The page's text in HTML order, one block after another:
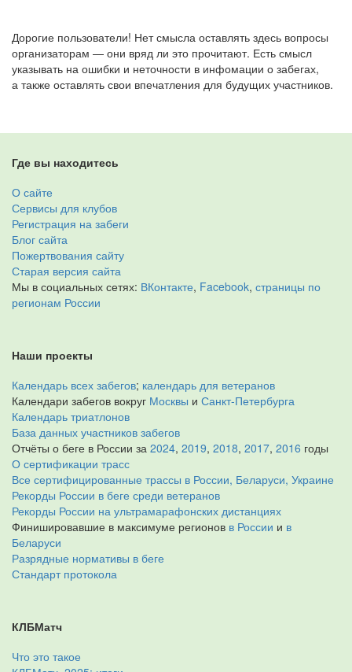
Дорогие пользователи! Нет смысла оставлять здесь вопросы
организаторам — они вряд ли это прочитают. Есть смысл
указывать на ошибки и неточности в инфомации о забегах,
а также оставлять свои впечатления для будущих участников.
Где вы находитесь
О сайте
Сервисы для клубов
Регистрация на забеги
Блог сайта
Пожертвования сайту
Старая версия сайта
Мы в социальных сетях: ВКонтакте, Facebook, страницы по
регионам России
Наши проекты
Календарь всех забегов; календарь для ветеранов
Календари забегов вокруг Москвы и Санкт-Петербурга
Календарь триатлонов
База данных участников забегов
Отчёты о беге в России за 2024, 2019, 2018, 2017, 2016 годы
О сертификации трасс
Все сертифицированные трассы в России, Беларуси, Украине
Рекорды России в беге среди ветеранов
Рекорды России на ультрамарафонских дистанциях
Финишировавшие в максимуме регионов в России и в
Беларуси
Разрядные нормативы в беге
Стандарт протокола
КЛБМатч
Что это такое